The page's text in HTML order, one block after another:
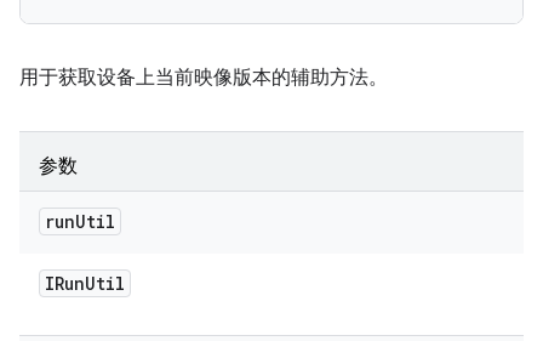
用于获取设备上当前映像版本的辅助方法。
参数
runUtil
IRunUtil